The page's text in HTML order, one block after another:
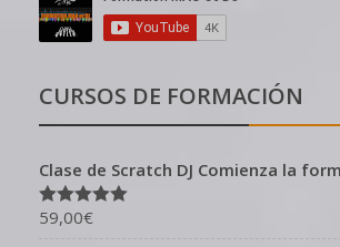
CURSOS DE FORMACIÓN
Clase de Scratch DJ Comienza la
Valorado en
59,00€